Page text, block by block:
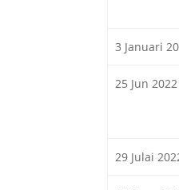
3 Januari
25 Jun 2022
29 Julai